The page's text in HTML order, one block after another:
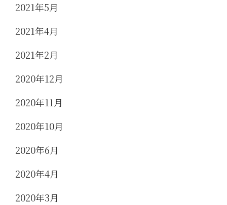
2021年5月
2021年4月
2021年2月
2020年12月
2020年11月
2020年10月
2020年6月
2020年4月
2020年3月